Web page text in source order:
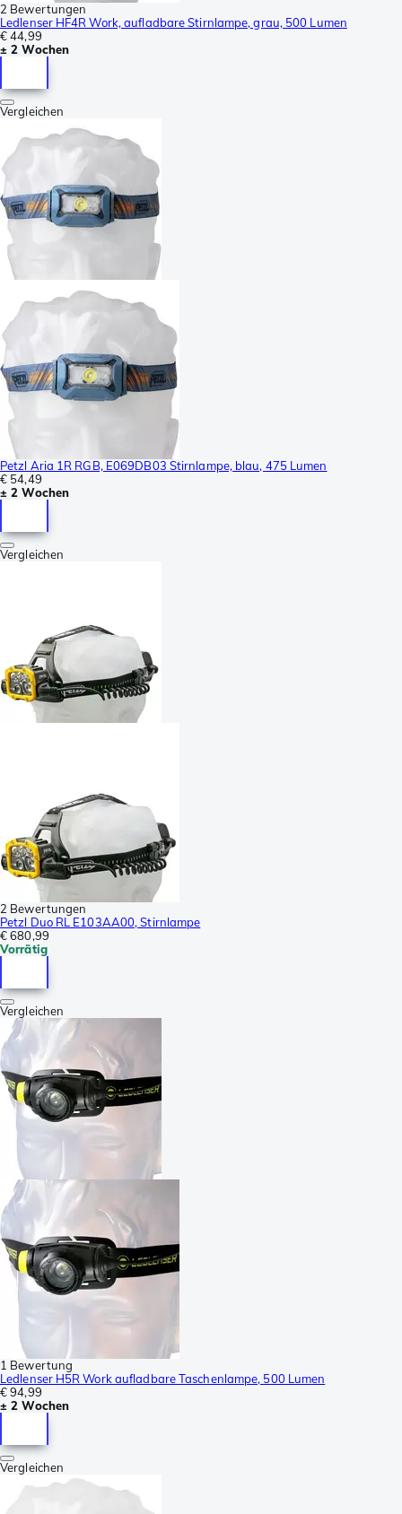
2 Bewertungen
Ledlenser HF4R Work, aufladbare Stirnlampe, grau, 500 Lumen
€ 44,99
± 2 Wochen
Vergleichen
Petzl Aria 1R RGB, E069DB03 Stirnlampe, blau, 475 Lumen
€ 54,49
± 2 Wochen
Vergleichen
2 Bewertungen
Petzl Duo RL E103AA00, Stirnlampe
€ 680,99
Vorrätig
Vergleichen
1 Bewertung
Ledlenser H5R Work aufladbare Taschenlampe, 500 Lumen
€ 94,99
± 2 Wochen
Vergleichen